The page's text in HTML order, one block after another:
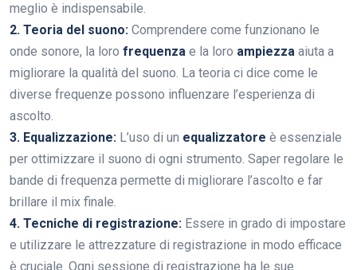
meglio è indispensabile.
2. Teoria del suono: Comprendere come funzionano le
onde sonore, la loro frequenza e la loro ampiezza aiuta a
migliorare la qualità del suono. La teoria ci dice come le
diverse frequenze possono influenzare l’esperienza di
ascolto.
3. Equalizzazione: L’uso di un equalizzatore è essenziale
per ottimizzare il suono di ogni strumento. Saper regolare le
bande di frequenza permette di migliorare l’ascolto e far
brillare il mix finale.
4. Tecniche di registrazione: Essere in grado di impostare
e utilizzare le attrezzature di registrazione in modo efficace
è cruciale. Ogni sessione di registrazione ha le sue